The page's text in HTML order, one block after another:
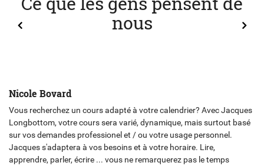
nous
Nicole Bovard
Vous recherchez un cours adapté à votre calendrier? Avec Jacques
Longbottom, votre cours sera varié, dynamique, mais surtout basé
sur vos demandes professionel et / ou votre usage personnel.
Jacques s'adaptera à vos besoins et à votre horaire. Lire,
apprendre, parler, écrire ... vous ne remarquerez pas le temps